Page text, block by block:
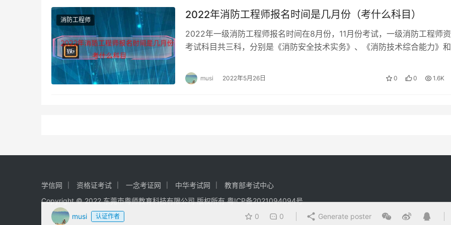
musi 认证作者 0 0 Generate poster
消防工程师 2022年消防工程师报名时间是几月份（考什么科目）
2022年一级消防工程师报名时间在8月份，11月份考试，一级消防工程师
考试科目共三科，分别是《消防安全技术实务》、《消防技术综合能力》和
musi 2022年5月26日 0 0 1.6K
学信网 资格证考试 一念考证网 中华考试网
教育部考试中心
Copyright © 2022 东莞市粤师教育科技有限公司 版权所有粤ICP备2021094094号